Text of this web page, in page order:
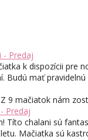
- Predaj
k dispozícii pre
Budú mať
9 mačiatok nám
Predaj
chalani sú
Mačiatka sú